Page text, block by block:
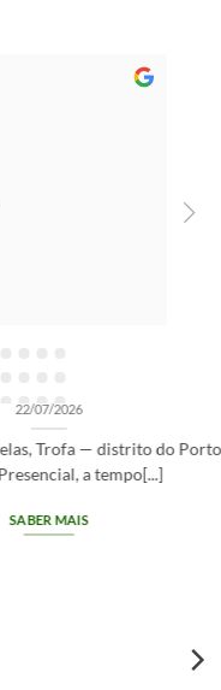
SEM CATEGORIA
distrito do Porto